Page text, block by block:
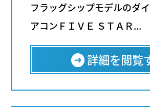
フラッグシップモデルのダ
アコンＦＩＶＥ ＳＴＡＲ...
詳細を閲覧